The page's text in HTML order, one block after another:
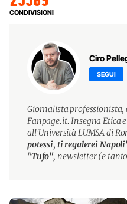
CONDIVISIONI
Ciro
SEGUI
Giornalista professionista,
Fanpage.it. Insegna Etica
all'Università LUMSA di
potessi, ti regalerei
"Tufo", newsletter (e